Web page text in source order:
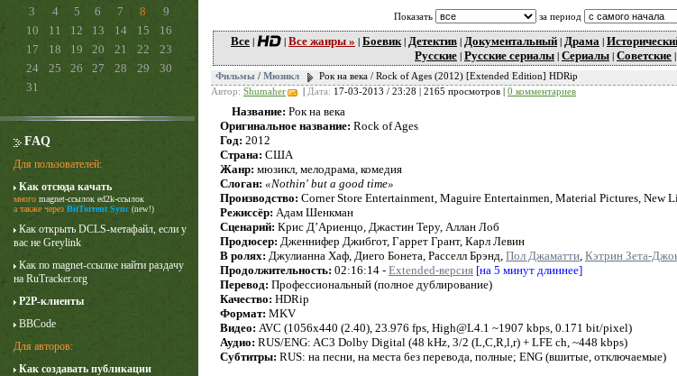
3
4 5 6 7 8
9
10
11 12 13 14 15
16
17
18 19 20 21 22
23
24
25 26 27 28 29
30
31
FAQ
Для пользователей:
Как отсюда качать
много magnet-ссылок ed2k-ссылок
а также через BitTorrent Sync (new!)
Как открыть DCLS-метафайл, если у
вас не Greylink
Как по magnet-ссылке найти раздачу
на RuTracker.org
P2P-клиенты
BBCode
Для авторов:
Как создавать публикации
Лучше звоните Солу
1 сезон
Need for Speed:
Porsche Unleashed
Показать за период
Все Все жанры » Боевик Детектив Документальный Драма
Русские Русские сериалы Сериалы Советские
Фильмы / Мюзикл
Рок на века / Rock of Ages (2012) [Extended Edition] HDRip
Автор: Shumaher Дата: 17-03-2013 / 23:28 | 2165 просмотров | 0 комментариев
Название: Рок на века
Оригинальное название: Rock of Ages
Год: 2012
Страна: США
Жанр: мюзикл, мелодрама, комедия
Слоган: «Nothin' but a good time»
Производство: Corner Store Entertainment, Maguire Entertainmen, Material Pictures, New
Режиссёр: Адам Шенкман
Сценарий: Крис Д’Ариенцо, Джастин Теру, Аллан Лоб
Продюсер: Дженнифер Джибгот, Гаррет Грант, Карл Левин
В ролях: Джулианна Хаф, Диего Бонета, Расселл Брэнд, Пол Джаматти Кэтрин Зета-
Продолжительность: 02:16:14 - Extended-версия [на 5 минут длиннее]
Перевод: Профессиональный (полное дублирование)
Качество: HDRip
Формат: MKV
Видео: AVC (1056x440 (2.40), 23.976 fps, High@L4.1 ~1907 kbps, 0.171 bit/pixel)
Аудио: RUS/ENG: AC3 Dolby Digital (48 kHz, 3/2 (L,C,R,l,r) + LFE ch, ~448 kbps)
Cубтитры: RUS: на песни, на места без перевода, полные; ENG (вшитые, отключаемые)